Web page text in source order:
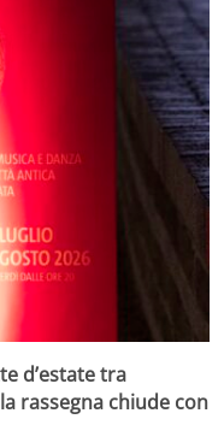
d’estate tra
rassegna chiude con